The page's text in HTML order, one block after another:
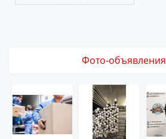
Фото-объявления